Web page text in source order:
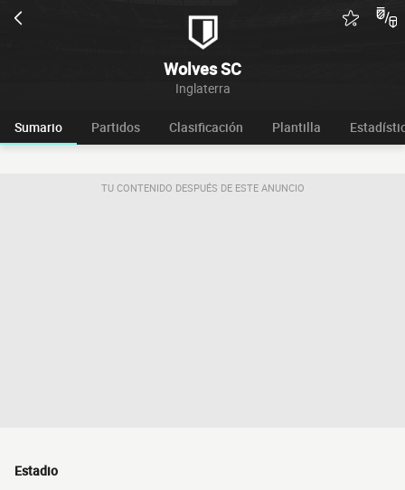
Wolves SC
Inglaterra
Sumario Partidos Clasificación Plantilla
TU CONTENIDO DESPUÉS DE ESTE ANUNCIO
Estadio